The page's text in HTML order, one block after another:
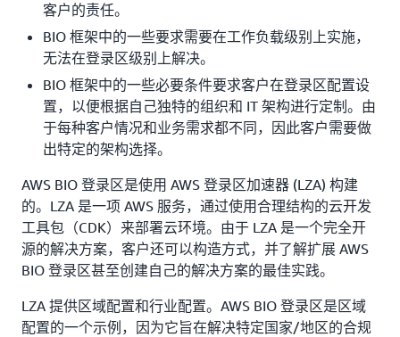
客户的责任。
BIO 框架中的一些要求需要在工作负载级别上实施，
无法在登录区级别上解决。
BIO 框架中的一些必要条件要求客户在登录区配置设
置，以便根据自己独特的组织和 IT 架构进行定制。由
于每种客户情况和业务需求都不同，因此客户需要做
出特定的架构选择。
AWS BIO 登录区是使用 AWS 登录区加速器 (LZA) 构建
的。LZA 是一项 AWS 服务，通过使用合理结构的云开发
工具包（CDK）来部署云环境。由于 LZA 是一个完全开
源的解决方案，客户还可以构造方式，并了解扩展 AWS
BIO 登录区甚至创建自己的解决方案的最佳实践。
LZA 提供区域配置和行业配置。AWS BIO 登录区是区域
配置的一个示例，因为它旨在解决特定国家/地区的合规